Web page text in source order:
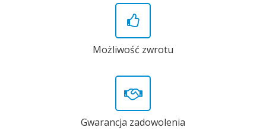
Możliwość zwrotu
Gwarancja zadowolenia